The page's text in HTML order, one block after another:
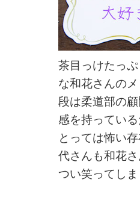
茶目っけたっ
な和花さんの
段は柔道部の
感を持ってい
とっては怖い
代さんも和花
つい笑ってしま